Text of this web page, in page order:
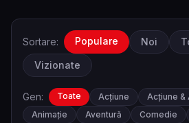
Sortare: Populare Noi
Vizionate
Gen: Toate Acțiune
Acțiune &
Animație
Aventură Comedie